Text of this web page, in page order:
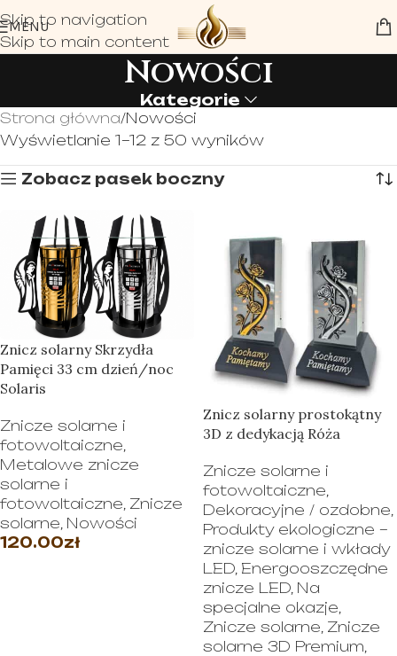
Skip to navigation
Skip to main content
MENU
Nowości
Kategorie
Strona główna Nowości
Wyświetlanie 1–12 z 50 wyników
Zobacz pasek boczny
Znicz solarny Skrzydła
Pamięci 33 cm dzień/noc
Solaris
Znicze solarne i
fotowoltaiczne,
Metalowe znicze
solarne i
fotowoltaiczne, Znicze
solarne, Nowości
120.00zł
Znicz solarny prostokątny
3D z dedykacją Róża
Znicze solarne i
fotowoltaiczne,
Dekoracyjne / ozdobne,
Produkty ekologiczne –
znicze solarne i wkłady
LED, Energooszczędne
znicze LED, Na
specjalne okazje,
Znicze solarne, Znicze
solarne 3D Premium,